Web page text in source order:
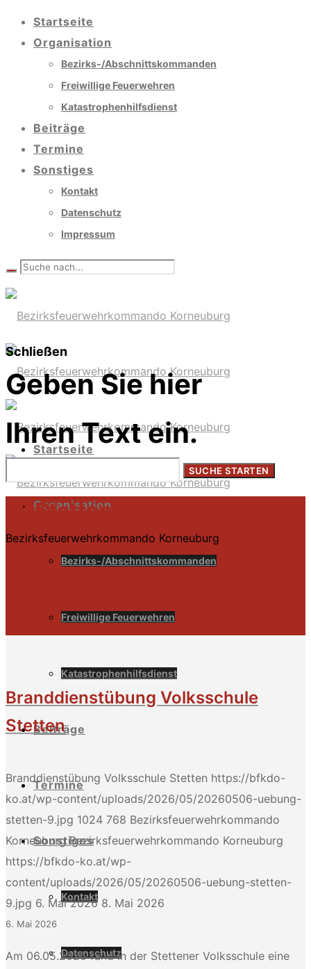
Startseite
Organisation
Bezirks-/Abschnittskommanden
Freiwillige Feuerwehren
Katastrophenhilfsdienst
Beiträge
Termine
Sonstiges
Kontakt
Datenschutz
Impressum
Bezirksfeuerwehrkommando Korneuburg
Startseite
Organisation
Bezirks-/Abschnittskommanden
Freiwillige Feuerwehren
Katastrophenhilfsdienst
Beiträge
Termine
Sonstiges
Kontakt
Datenschutz
Schließen
Geben Sie hier
Ihren Text ein.
FF Stetten
Branddienstübung Volksschule
Stetten
Branddienstübung Volksschule Stetten https://bfkdo-
ko.at/wp-content/uploads/2026/05/20260506-uebung-
stetten-9.jpg 1024 768 Bezirksfeuerwehrkommando
Korneuburg Bezirksfeuerwehrkommando Korneuburg
https://bfkdo-ko.at/wp-
content/uploads/2026/05/20260506-uebung-stetten-
9.jpg 6. Mai 2026 8. Mai 2026
6. Mai 2026
Am 06.05.2026 fand in der Stettener Volksschule eine